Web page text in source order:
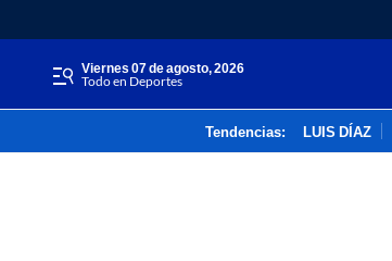
viernes 07 de agosto, 2026
Todo en Deportes
Tendencias: LUIS DÍAZ